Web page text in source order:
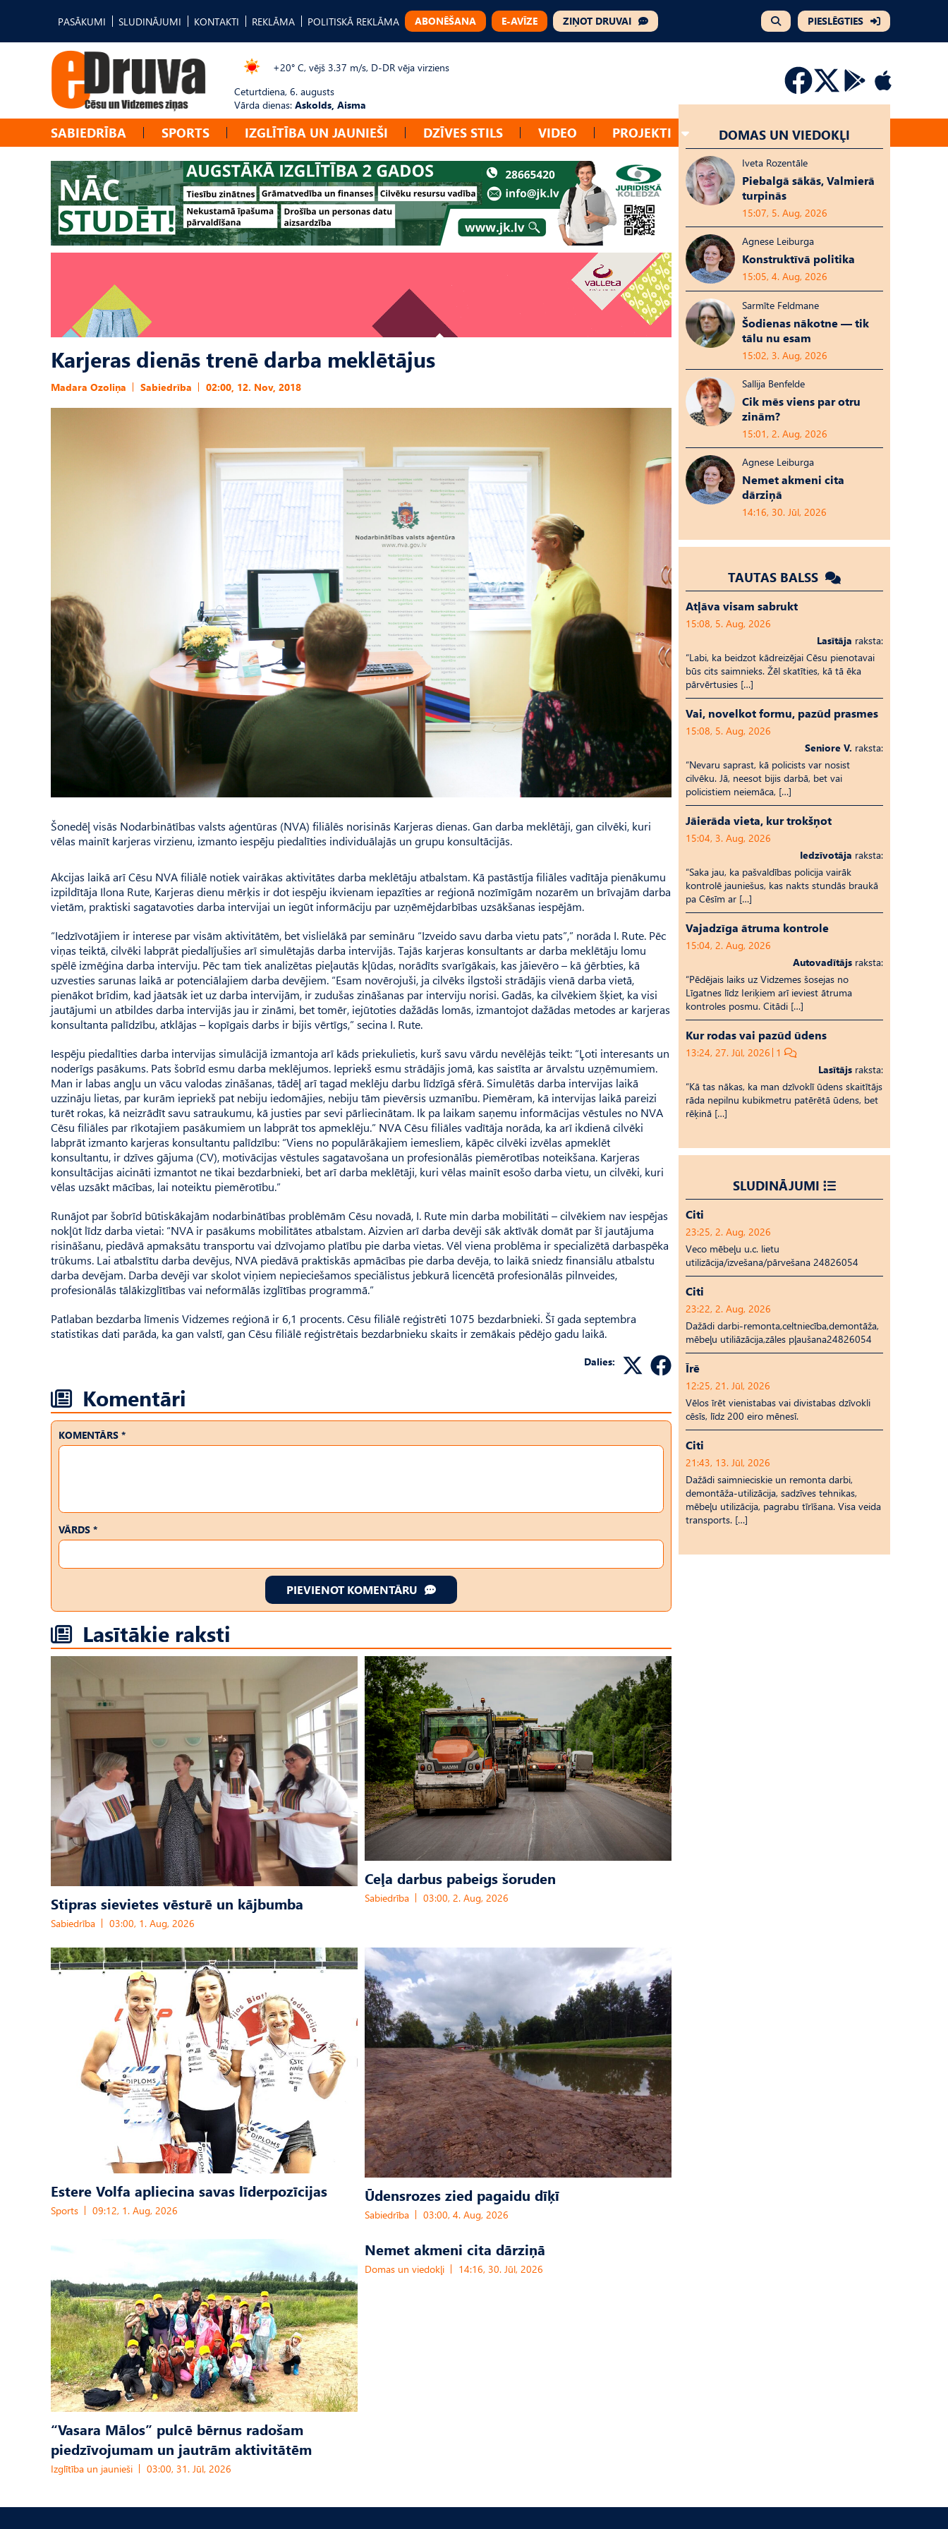
PASĀKUMI SLUDINĀJUMI KONTAKTI REKLĀMA POLITISKĀ REKLĀMA ABONĒŠANA E-AVĪZE ZIŅOT DRUVAI PIESLĒGTIES
+20° C, vējš 3.37 m/s, D-DR vēja virziens
Ceturtdiena, 6. augusts
Vārda dienas: Askolds, Aisma
SABIEDRĪBA SPORTS IZGLĪTĪBA UN JAUNIEŠI DZĪVES STILS VIDEO PROJEKTI
Karjeras dienās trenē darba meklētājus
Madara Ozoliņa Sabiedrība 02:00, 12. Nov, 2018
Šonedēļ visās Nodarbinātības valsts aģentūras (NVA) filiālēs norisinās Karjeras dienas. Gan darba meklētāji, gan cilvēki, kuri
vēlas mainīt karjeras virzienu, izmanto iespēju piedalīties individuālajās un grupu konsultācijās.
Akcijas laikā arī Cēsu NVA filiālē notiek vairākas aktivitātes darba meklētāju atbalstam. Kā pastāstīja filiāles vadītāja pienākumu
izpildītāja Ilona Rute, Karjeras dienu mērķis ir dot iespēju ikvienam iepazīties ar reģionā nozīmīgām nozarēm un brīvajām darba
vietām, praktiski sagatavoties darba intervijai un iegūt informāciju par uzņēmējdarbības uzsākšanas iespējām.
“Iedzīvotājiem ir interese par visām aktivitātēm, bet vislielākā par semināru “Izveido savu darba vietu pats”,” norāda I. Rute. Pēc
viņas teiktā, cilvēki labprāt piedalījušies arī simulētajās darba intervijās. Tajās karjeras konsultants ar darba meklētāju lomu
spēlē izmēģina darba interviju. Pēc tam tiek analizētas pieļautās kļūdas, norādīts svarīgākais, kas jāievēro – kā ģērbties, kā
uzvesties sarunas laikā ar potenciālajiem darba devējiem. “Esam novērojuši, ja cilvēks ilgstoši strādājis vienā darba vietā,
pienākot brīdim, kad jāatsāk iet uz darba intervijām, ir zudušas zināšanas par interviju norisi. Gadās, ka cilvēkiem šķiet, ka visi
jautājumi un atbildes darba intervijās jau ir zināmi, bet tomēr, iejūtoties dažādās lomās, izmantojot dažādas metodes ar karjeras
konsultanta palīdzību, atklājas – kopīgais darbs ir bijis vērtīgs,” secina I. Rute.
Iespēju piedalīties darba intervijas simulācijā izmantoja arī kāds priekulietis, kurš savu vārdu nevēlējās teikt: “Ļoti interesants un
noderīgs pasākums. Pats šo­brīd esmu darba meklējumos. Iepriekš esmu strādājis jomā, kas saistīta ar ārvalstu uzņēmumiem.
Man ir labas angļu un vācu valodas zināšanas, tādēļ arī tagad meklēju darbu līdzīgā sfērā. Simulētās darba intervijas laikā
uzzināju lietas, par kurām iepriekš pat nebiju iedomājies, nebiju tām pievērsis uzmanību. Piemēram, kā intervijas laikā pareizi
turēt rokas, kā neizrādīt savu satraukumu, kā justies par sevi pārliecinātam. Ik pa laikam saņemu informācijas vēstules no NVA
Cēsu filiāles par rīkotajiem pasākumiem un labprāt tos apmeklēju.” NVA Cēsu filiāles vadītāja norāda, ka arī ikdienā cilvēki
labprāt izmanto karjeras konsultantu palīdzību: “Viens no populārākajiem iemesliem, kāpēc cilvēki izvēlas apmeklēt
konsultantu, ir dzīves gājuma (CV), motivācijas vēstules sagatavošana un profesionālās piemērotības noteikšana. Karjeras
konsultācijas aicināti izmantot ne tikai bezdarbnieki, bet arī darba meklētāji, kuri vēlas mainīt esošo darba vietu, un cilvēki, kuri
vēlas uzsākt mācības, lai noteiktu piemērotību.”
Runājot par šobrīd būtiskākajām nodarbinātības problēmām Cēsu novadā, I. Rute min darba mobilitāti – cilvēkiem nav iespējas
nokļūt līdz darba vietai: “NVA ir pasākums mobilitātes atbalstam. Aizvien arī darba devēji sāk aktīvāk domāt par šī jautājuma
risināšanu, piedāvā apmaksātu transportu vai dzīvojamo platību pie darba vietas. Vēl viena problēma ir specializētā darbaspēka
trūkums. Lai atbalstītu darba devējus, NVA piedāvā praktiskās apmācības pie darba devēja, to laikā sniedz finansiālu atbalstu
darba devējam. Darba devēji var skolot viņiem nepieciešamos speciālistus jebkurā licencētā profesionālās pilnveides,
profesionālās tālākizglītības vai neformālās izglītības programmā.”
Patlaban bezdarba līmenis Vidzemes reģionā ir 6,1 procents. Cēsu filiālē reģistrēti 1075 bezdarbnieki. Šī gada septembra
statistikas dati parāda, ka gan valstī, gan Cēsu filiālē reģistrētais bezdarbnieku skaits ir zemākais pēdējo gadu laikā.
Dalies:
Komentāri
KOMENTĀRS *
VĀRDS *
PIEVIENOT KOMENTĀRU
Lasītākie raksti
Stipras sievietes vēsturē un kājbumba
Sabiedrība 03:00, 1. Aug, 2026
Ceļa darbus pabeigs šoruden
Sabiedrība 03:00, 2. Aug, 2026
Estere Volfa apliecina savas līderpozīcijas
Sports 09:12, 1. Aug, 2026
Ūdensrozes zied pagaidu dīķī
Sabiedrība 03:00, 4. Aug, 2026
“Vasara Mālos” pulcē bērnus radošam
piedzīvojumam un jautrām aktivitātēm
Izglītība un jaunieši 03:00, 31. Jūl, 2026
Nemet akmeni cita dārziņā
Domas un viedokļi 14:16, 30. Jūl, 2026
DOMAS UN VIEDOKĻI
Iveta Rozentāle
Piebalgā sākās, Valmierā
turpinās
15:07, 5. Aug, 2026
Agnese Leiburga
Konstruktīvā politika
15:05, 4. Aug, 2026
Sarmīte Feldmane
Šodienas nākotne — tik
tālu nu esam
15:02, 3. Aug, 2026
Sallija Benfelde
Cik mēs viens par otru
zinām?
15:01, 2. Aug, 2026
Agnese Leiburga
Nemet akmeni cita
dārziņā
14:16, 30. Jūl, 2026
TAUTAS BALSS
Atļāva visam sabrukt
15:08, 5. Aug, 2026
Lasītāja raksta:
“Labi, ka beidzot kādreizējai Cēsu pienotavai
būs cits saimnieks. Žēl skatīties, kā tā ēka
pārvērtusies […]
Vai, novelkot formu, pazūd prasmes
15:08, 5. Aug, 2026
Seniore V. raksta:
“Nevaru saprast, kā policists var nosist
cilvēku. Jā, neesot bijis darbā, bet vai
policistiem neiemāca, […]
Jāierāda vieta, kur trokšņot
15:04, 3. Aug, 2026
Iedzīvotāja raksta:
“Saka jau, ka pašvaldības policija vairāk
kontrolē jauniešus, kas nakts stundās braukā
pa Cēsīm ar […]
Vajadzīga ātruma kontrole
15:04, 2. Aug, 2026
Autovadītājs raksta:
“Pēdējais laiks uz Vid­ze­mes šosejas no
Līgatnes līdz Ieriķiem arī ieviest ātruma
kontroles posmu. Citādi […]
Kur rodas vai pazūd ūdens
13:24, 27. Jūl, 2026 1
Lasītājs raksta:
“Kā tas nākas, ka man dzīvoklī ūdens skaitītājs
rāda nepilnu kubikmetru patērētā ūdens, bet
rēķinā […]
SLUDINĀJUMI
Citi
23:25, 2. Aug, 2026
Veco mēbeļu u.c. lietu
utilizācija/izvešana/pārvešana 24826054
Citi
23:22, 2. Aug, 2026
Dažādi darbi-remonta,celtniecība,demontāža,
mēbeļu utiliāzācija,zāles pļaušana24826054
Īrē
12:25, 21. Jūl, 2026
Vēlos īrēt vienistabas vai divistabas dzīvokli
cēsīs, līdz 200 eiro mēnesī.
Citi
21:43, 13. Jūl, 2026
Dažādi saimnieciskie un remonta darbi,
demontāža-utilizācija, sadzīves tehnikas,
mēbeļu utilizācija, pagrabu tīrīšana. Visa veida
transports. […]